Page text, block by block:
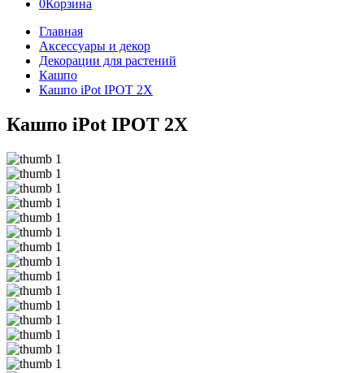
0Корзина
Главная
Аксессуары и декор
Декорации для растений
Кашпо
Кашпо iPot IPOT 2X
Кашпо iPot IPOT 2X